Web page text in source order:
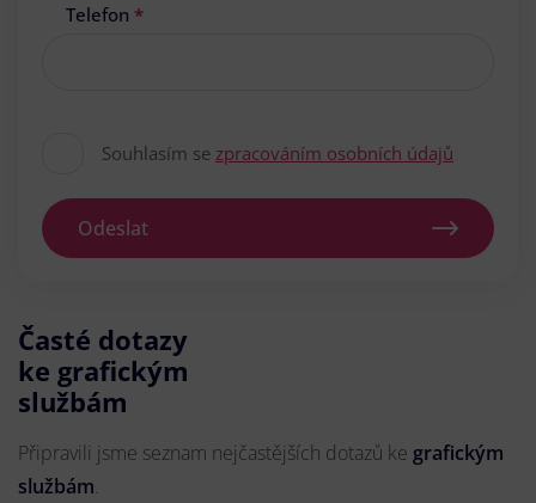
Telefon *
Souhlasím se zpracováním osobních údajů
Odeslat
Časté dotazy
ke grafickým
službám
Připravili jsme seznam nejčastějších dotazů ke grafickým
službám.